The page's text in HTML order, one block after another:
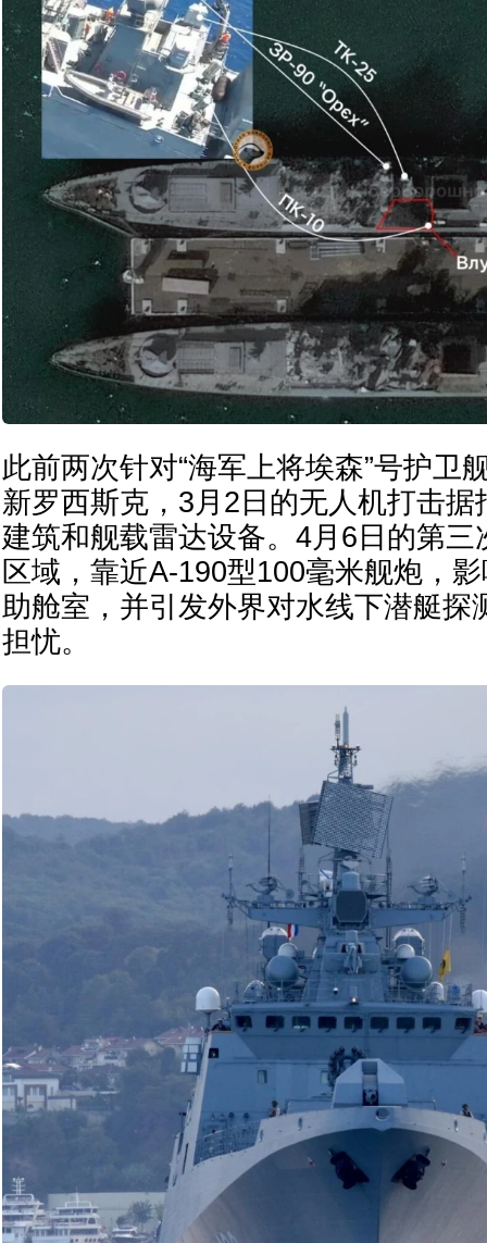
此前两次针对“海军上将埃森”号护卫
新罗西斯克，3月2日的无人机打击据
建筑和舰载雷达设备。4月6日的第三
区域，靠近A-190型100毫米舰炮，
助舱室，并引发外界对水线下潜艇探
担忧。